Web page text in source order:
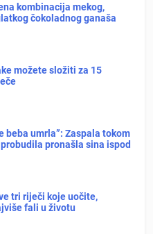
kombinacija mekog,
čokoladnog ganaša
možete složiti za 15
beba umrla”: Zaspala tokom
pronašla sina ispod
tri riječi koje uočite,
fali u životu